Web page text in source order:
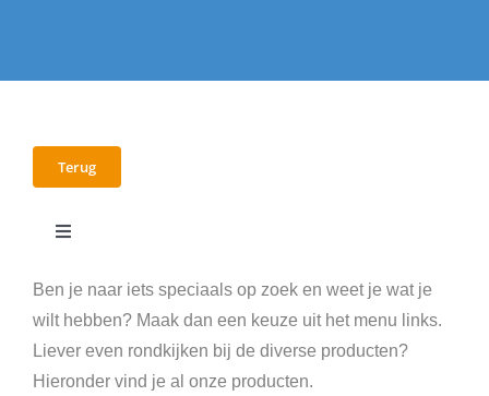
Terug
Toggle
E-books
Workshops
Ben je naar iets speciaals op zoek en weet je wat je
wilt hebben? Maak dan een keuze uit het menu links.
Liever even rondkijken bij de diverse producten?
Hieronder vind je al onze producten.